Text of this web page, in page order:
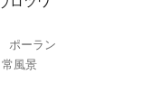
ポーラン
風景